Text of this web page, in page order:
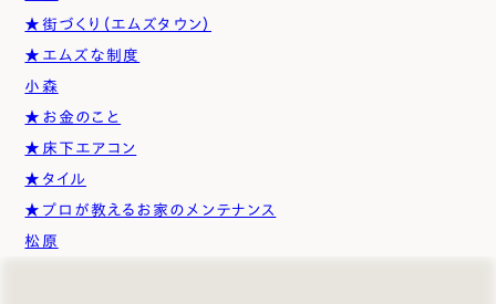
★街づくり（エムズタウン）
★エムズな制度
小森
★お金のこと
★床下エアコン
★タイル
★プロが教えるお家のメンテナンス
松原